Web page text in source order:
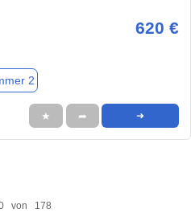
620 €
2
★ ➦ ➜
von 178